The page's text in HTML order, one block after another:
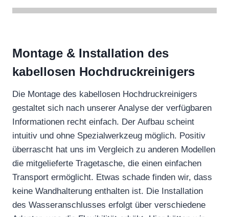
Montage & Installation des
kabellosen Hochdruckreinigers
Die Montage des kabellosen Hochdruckreinigers
gestaltet sich nach unserer Analyse der verfügbaren
Informationen recht einfach. Der Aufbau scheint
intuitiv und ohne Spezialwerkzeug möglich. Positiv
überrascht hat uns im Vergleich zu anderen Modellen
die mitgelieferte Tragetasche, die einen einfachen
Transport ermöglicht. Etwas schade finden wir, dass
keine Wandhalterung enthalten ist. Die Installation
des Wasseranschlusses erfolgt über verschiedene